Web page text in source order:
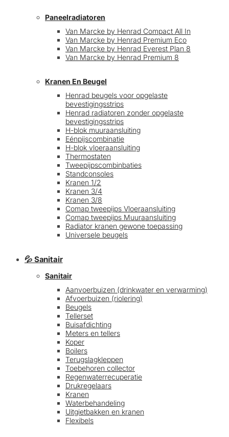
Paneelradiatoren
Van Marcke by Henrad Compact All In
Van Marcke by Henrad Premium Eco
Van Marcke by Henrad Everest Plan 8
Van Marcke by Henrad Premium 8
Kranen En Beugel
Henrad beugels voor opgelaste
bevestigingsstrips
Henrad radiatoren zonder opgelaste
bevestigingsstrips
H-blok muuraansluiting
Eénpijscombinatie
H-blok vloeraansluiting
Thermostaten
Tweepijpscombinbaties
Standconsoles
Kranen 1/2
Kranen 3/4
Kranen 3/8
Comap tweepijps Vloeraansluiting
Comap tweepijps Muuraansluiting
Radiator kranen gewone toepassing
Universele beugels
💦 Sanitair
Sanitair
Aanvoerbuizen (drinkwater en verwarming)
Afvoerbuizen (riolering)
Beugels
Tellerset
Buisafdichting
Meters en tellers
Koper
Boilers
Terugslagkleppen
Toebehoren collector
Regenwaterrecuperatie
Drukregelaars
Kranen
Waterbehandeling
Uitgietbakken en kranen
Flexibels